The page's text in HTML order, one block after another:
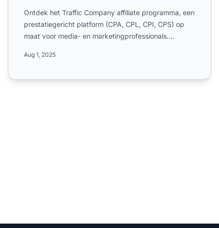
Ontdek het Traffic Company affiliate programma, een
prestatiegericht platform (CPA, CPL, CPI, CPS) op
maat voor media- en marketingprofessionals.
Aug 1, 2025